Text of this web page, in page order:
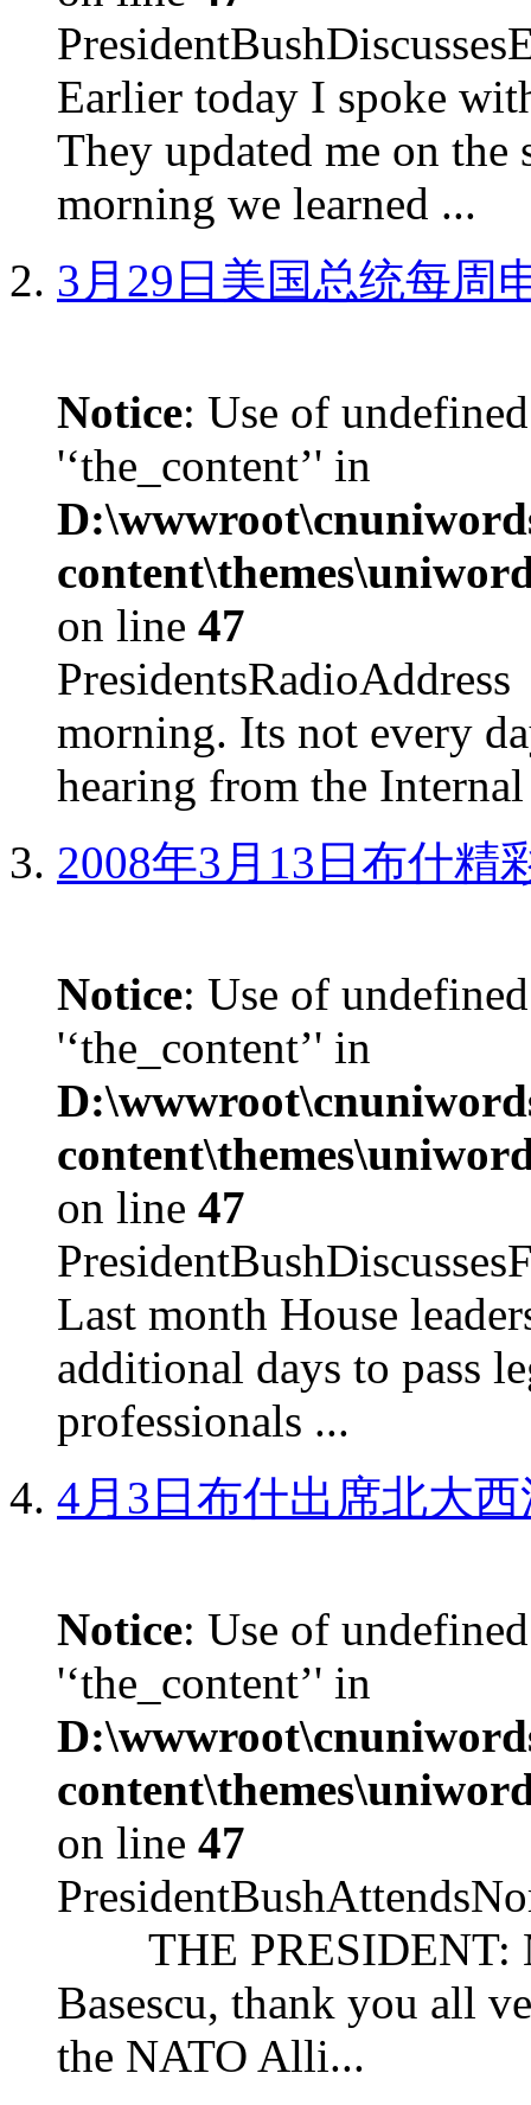
Earlier today I spoke
They updated me on the
morning we learned ...
3月29日美国总统每周
Notice: Use of
'‘the_content’' in
on line 47
morning. Its not every
hearing from the
2008年3月13日布什精
Notice: Use of
'‘the_content’' in
on line 47
Last month House
additional days to pass
professionals ...
4月3日布什出席北大
Notice: Use of
'‘the_content’' in
on line 47
THE PRESIDENT:
Basescu, thank you all
the NATO Alli...